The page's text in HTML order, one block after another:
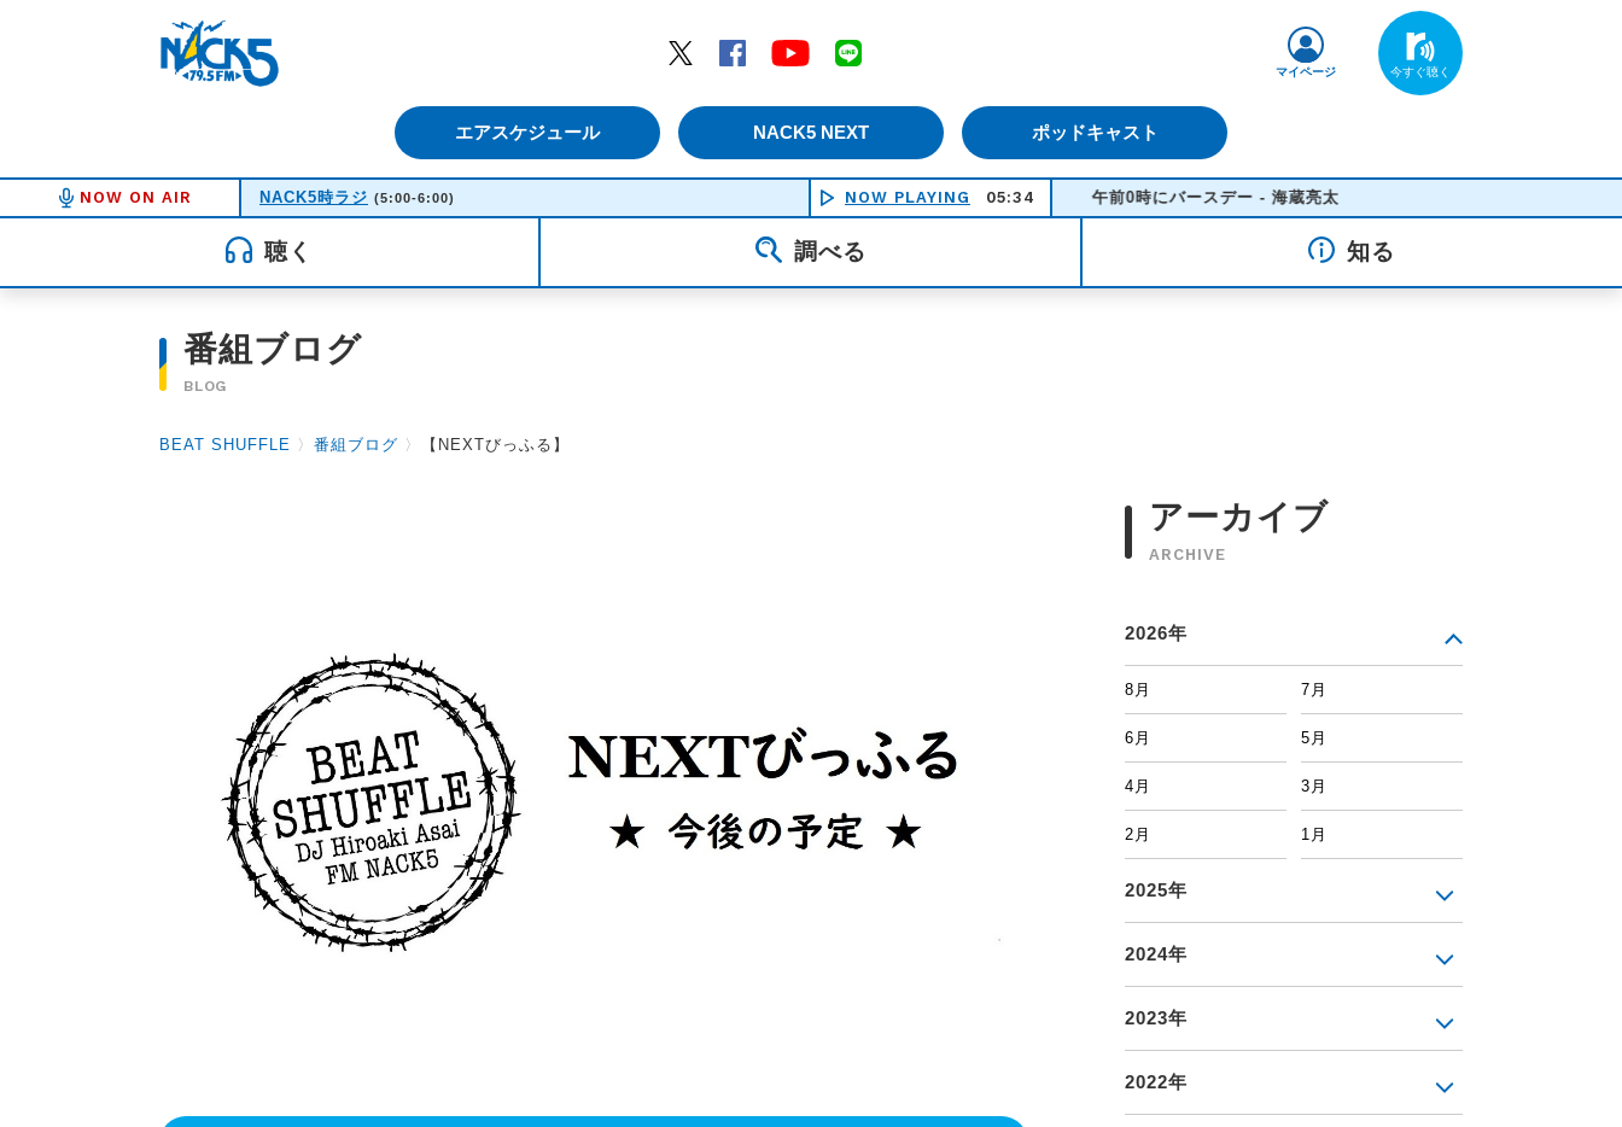
Twitter
Facebook YouTube
エアスケジュール NACK5 NEXT ポッドキャスト
マイページ
NOW ON AIR NACK5時ラジ (5:00-6:00) NOW PLAYING 05:34
午前0時にバースデー - 海蔵亮太
聴く 調べる 知る
番組ブログ
BLOG
BEAT SHUFFLE 〉 番組ブログ 〉 【NEXTびっふる】
アーカイブ
ARCHIVE
2026年
8月 7月
6月 5月
4月 3月
2月 1月
2025年
2024年
2023年
2022年